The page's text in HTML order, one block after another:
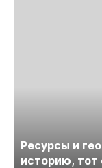
Ресурсы и
историю, тот